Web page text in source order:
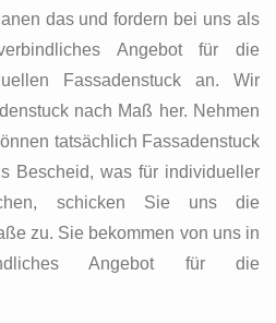
das und fordern bei uns als
Angebot für die
Fassadenstuck an. Wir
nach Maß her. Nehmen
tatsächlich Fassadenstuck
Bescheid, was für individueller
schicken Sie uns die
zu. Sie bekommen von uns in
Angebot für die